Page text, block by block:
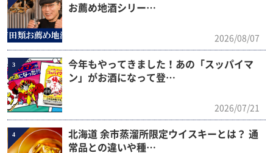
お薦め地酒シリー…
2026/08/07
3
今年もやってきました！あの「スッパイマ
ン」がお酒になって登…
2026/07/21
4
北海道 余市蒸溜所限定ウイスキーとは？ 通
常品との違いや種…